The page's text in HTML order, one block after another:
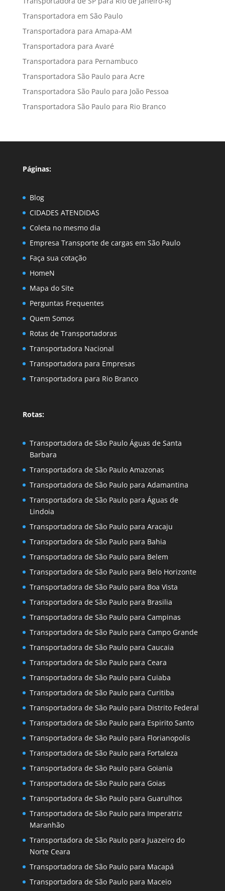
Transportadora em São Paulo
Transportadora para Amapa-AM
Transportadora para Avaré
Transportadora para Pernambuco
Transportadora São Paulo para Acre
Transportadora São Paulo para João Pessoa
Transportadora São Paulo para Rio Branco
Páginas:
Blog
CIDADES ATENDIDAS
Coleta no mesmo dia
Empresa Transporte de cargas em São Paulo
Faça sua cotação
HomeN
Mapa do Site
Perguntas Frequentes
Quem Somos
Rotas de Transportadoras
Transportadora Nacional
Transportadora para Empresas
Transportadora para Rio Branco
Rotas:
Transportadora de São Paulo Águas de Santa
Barbara
Transportadora de São Paulo Amazonas
Transportadora de São Paulo para Adamantina
Transportadora de São Paulo para Águas de
Lindoia
Transportadora de São Paulo para Aracaju
Transportadora de São Paulo para Bahia
Transportadora de São Paulo para Belem
Transportadora de São Paulo para Belo Horizonte
Transportadora de São Paulo para Boa Vista
Transportadora de São Paulo para Brasilia
Transportadora de São Paulo para Campinas
Transportadora de São Paulo para Campo Grande
Transportadora de São Paulo para Caucaia
Transportadora de São Paulo para Ceara
Transportadora de São Paulo para Cuiaba
Transportadora de São Paulo para Curitiba
Transportadora de São Paulo para Distrito Federal
Transportadora de São Paulo para Espirito Santo
Transportadora de São Paulo para Florianopolis
Transportadora de São Paulo para Fortaleza
Transportadora de São Paulo para Goiania
Transportadora de São Paulo para Goias
Transportadora de São Paulo para Guarulhos
Transportadora de São Paulo para Imperatriz
Maranhão
Transportadora de São Paulo para Juazeiro do
Norte Ceara
Transportadora de São Paulo para Macapá
Transportadora de São Paulo para Maceio